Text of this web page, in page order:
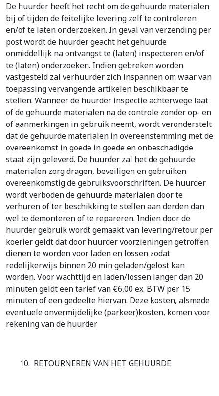
De huurder heeft het recht om de gehuurde materialen
bij of tijden de feitelijke levering zelf te controleren
en/of te laten onderzoeken. In geval van verzending per
post wordt de huurder geacht het gehuurde
onmiddellijk na ontvangst te (laten) inspecteren en/of
te (laten) onderzoeken. Indien gebreken worden
vastgesteld zal verhuurder zich inspannen om waar van
toepassing vervangende artikelen beschikbaar te
stellen. Wanneer de huurder inspectie achterwege laat
of de gehuurde materialen na de controle zonder op- en
of aanmerkingen in gebruik neemt, wordt veronderstelt
dat de gehuurde materialen in overeenstemming met de
overeenkomst in goede in goede en onbeschadigde
staat zijn geleverd. De huurder zal het de gehuurde
materialen zorg dragen, beveiligen en gebruiken
overeenkomstig de gebruiksvoorschriften. De huurder
wordt verboden de gehuurde materialen door te
verhuren of ter beschikking te stellen aan derden dan
wel te demonteren of te repareren. Indien door de
huurder gebruik wordt gemaakt van levering/retour per
koerier geldt dat door huurder voorzieningen getroffen
dienen te worden voor laden en lossen zodat
redelijkerwijs binnen 20 min geladen/gelost kan
worden. Voor wachttijd en laden/lossen langer dan 20
minuten geldt een tarief van €6,00 ex. BTW per 15
minuten of een gedeelte hiervan. Deze kosten, alsmede
eventuele onvermijdelijke (parkeer)kosten, komen voor
rekening van de huurder
10. RETOURNEREN VAN HET GEHUURDE